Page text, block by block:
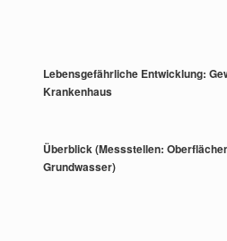
Lebensgefährliche Entwicklung:
Krankenhaus
Überblick (Messstellen:
Grundwasser)